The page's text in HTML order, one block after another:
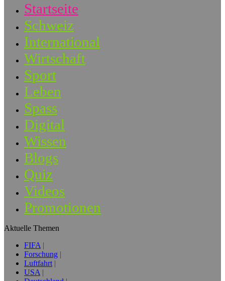
Startseite
Schweiz
International
Wirtschaft
Sport
Leben
Spass
Digital
Wissen
Blogs
Quiz
Videos
Promotionen
Aktuelle Themen
FIFA
Forschung
Luftfahrt
USA